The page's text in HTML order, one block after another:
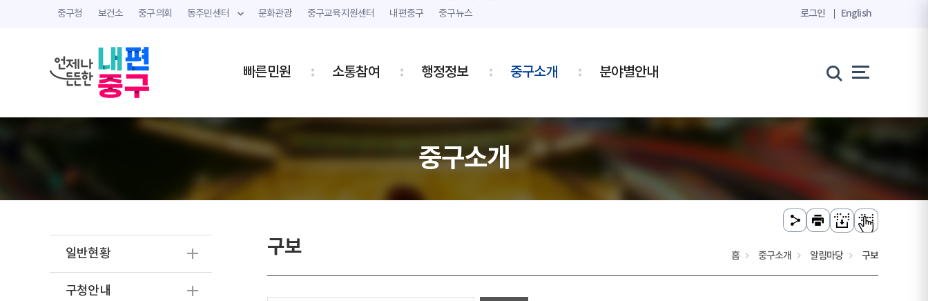
중구청 보건소 중구의회 동주민센터 문화관광 중구교육지원센터 내편중구 중구뉴스 로그인 English
빠른민원 소통참여 행정정보 중구소개 분야별안내
중구소개
일반현황
구청안내
구보 홈 중구소개 알림마당 구보